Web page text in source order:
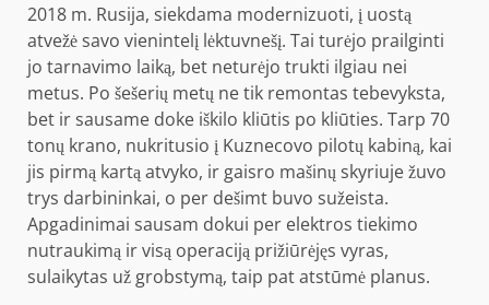
2018 m. Rusija, siekdama modernizuoti, į uostą
atvežė savo vienintelį lėktuvnešį. Tai turėjo prailginti
jo tarnavimo laiką, bet neturėjo trukti ilgiau nei
metus. Po šešerių metų ne tik remontas tebevyksta,
bet ir sausame doke iškilo kliūtis po kliūties. Tarp 70
tonų krano, nukritusio į Kuznecovo pilotų kabiną, kai
jis pirmą kartą atvyko, ir gaisro mašinų skyriuje žuvo
trys darbininkai, o per dešimt buvo sužeista.
Apgadinimai sausam dokui per elektros tiekimo
nutraukimą ir visą operaciją prižiūrėjęs vyras,
sulaikytas už grobstymą, taip pat atstūmė planus.